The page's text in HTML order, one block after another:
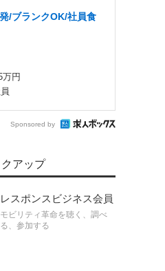
/ブランクOK/社員食
万円
Sponsored by
クアップ
レスポンスビジネス会員
モビリティ革命を聴く、調べ
る、参加する